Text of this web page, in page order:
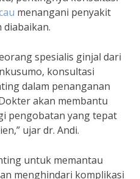
menangani penyakit
spesialis ginjal dari
konsultasi
dalam penanganan
akan membantu
pengobatan yang tepat
ujar dr. Andi.
untuk memantau
menghindari komplikasi